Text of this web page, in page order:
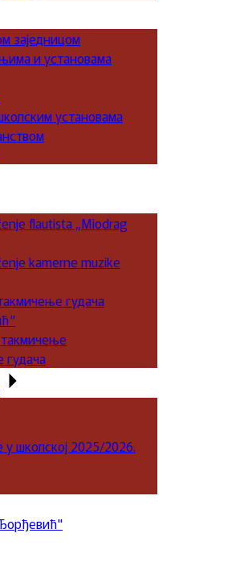
заједницом
и установама
установама
flautista „Miodrag
kamerne muzike
гудача
у школској 2025/2026.